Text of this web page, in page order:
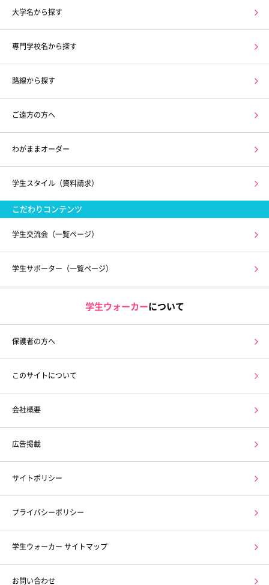
大学名から探す
専門学校名から探す
路線から探す
ご遠方の方へ
わがままオーダー
学生スタイル（資料請求）
こだわりコンテンツ
学生交流会（一覧ページ）
学生サポーター（一覧ページ）
学生ウォーカーについて
保護者の方へ
このサイトについて
会社概要
広告掲載
サイトポリシー
プライバシーポリシー
学生ウォーカー サイトマップ
お問い合わせ